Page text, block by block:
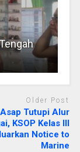
Older Post
Tutupi Alur
KSOP Kelas III
Notice to
Marine